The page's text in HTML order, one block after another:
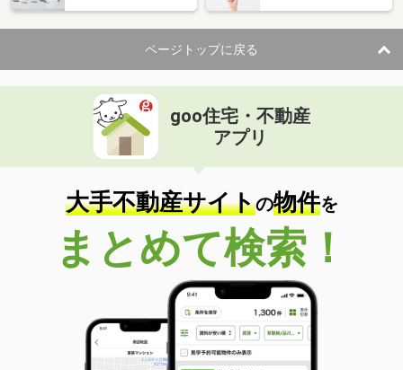
ページトップに戻る
goo住宅・不動産
アプリ
大手不動産サイトの物件を
まとめて検索！